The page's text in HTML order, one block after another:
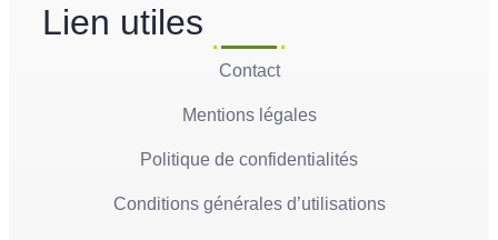
Lien utiles
Contact
Mentions légales
Politique de confidentialités
Conditions générales d’utilisations